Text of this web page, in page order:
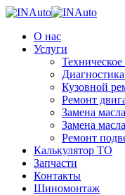
О нас
Услуги
Кузовной
Ремонт
Замена
Замена
Ремонт
Калькулятор ТО
Запчасти
Контакты
Шиномонтаж